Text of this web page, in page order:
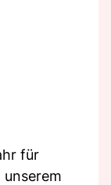
für